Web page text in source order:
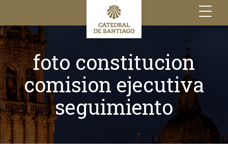
Toggle
navigation
foto constitucion
comision ejecutiva
seguimiento